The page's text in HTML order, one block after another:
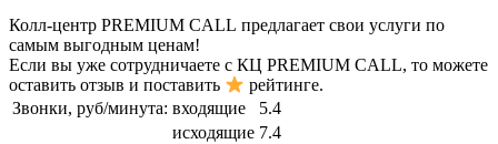
Колл-центр PREMIUM CALL предлагает свои услуги по
самым выгодным ценам!
Если вы уже сотрудничаете с КЦ PREMIUM CALL, то можете
оставить отзыв и поставить
рейтинге.
Звонки, руб/минута: входящие
5.4
исходящие 7.4